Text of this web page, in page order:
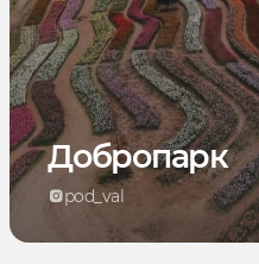
Добропарк
pod_val